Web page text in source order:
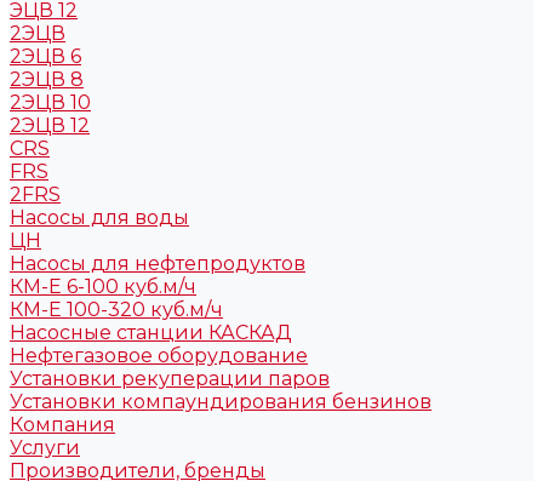
ЭЦВ 12
2ЭЦВ
2ЭЦВ 6
2ЭЦВ 8
2ЭЦВ 10
2ЭЦВ 12
CRS
FRS
2FRS
Насосы для воды
ЦН
Насосы для нефтепродуктов
КМ-Е 6-100 куб.м/ч
КМ-Е 100-320 куб.м/ч
Насосные станции КАСКАД
Нефтегазовое оборудование
Установки рекуперации паров
Установки компаундирования бензинов
Компания
Услуги
Производители, бренды